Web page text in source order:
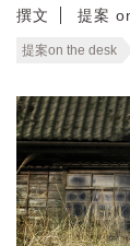
撰文 提案
提案on the desk